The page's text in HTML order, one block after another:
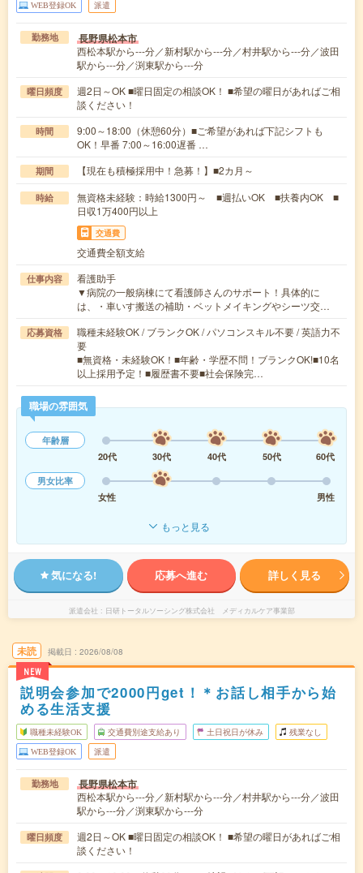
WEB登録OK 派遣
勤務地 長野県松本市
西松本駅から---分／新村駅から---分／村井駅から---分／波田
駅から---分／渕東駅から---分
曜日頻度
週2日～OK ■曜日固定の相談OK！ ■希望の曜日があればご相
談ください！
時間
9:00～18:00（休憩60分）■ご希望があれば下記シフトも
OK！早番 7:00～16:00遅番 …
期間 【現在も積極採用中！急募！】■2カ月～
時給
無資格未経験：時給1300円～ ■週払いOK ■扶養内OK ■
日収1万400円以上
交通費
交通費全額支給
仕事内容
看護助手
▼病院の一般病棟にて看護師さんのサポート！具体的に
は、・車いす搬送の補助・ベットメイキングやシーツ交…
応募資格
職種未経験OK / ブランクOK / パソコンスキル不要 / 英語力不
要
■無資格・未経験OK！■年齢・学歴不問！ブランクOK!■10名
以上採用予定！■履歴書不要■社会保険完…
職場の雰囲気
年齢層
20代
30代 40代 50代
60代
男女比率
女性
男性
もっと見る
気になる! 応募へ進む 詳しく見る
派遣会社 日研トータルソーシング株式会社 メディカルケア事業部
未読
NEW
掲載日 2026/08/08
説明会参加で2000円get！＊お話し相手から始
める生活支援
職種未経験OK 交通費別途支給あり 土日祝日が休み 残業なし
WEB登録OK 派遣
勤務地 長野県松本市
西松本駅から---分／新村駅から---分／村井駅から---分／波田
駅から---分／渕東駅から---分
曜日頻度
週2日～OK ■曜日固定の相談OK！ ■希望の曜日があればご相
談ください！